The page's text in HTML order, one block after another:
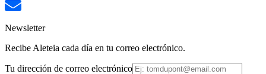
Newsletter
Recibe Aleteia cada día en tu correo electrónico.
Tu dirección de correo electrónico